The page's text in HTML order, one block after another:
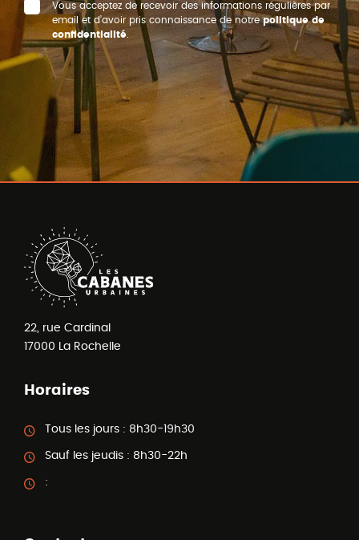
Vous acceptez de recevoir des informations régulières par
email et d’avoir pris connaissance de notrepolitique de
confidentialité
22, rue Cardinal
17000 La Rochelle
Horaires
Tous les jours : 8h30-19h30
Sauf les jeudis : 8h30-22h
: